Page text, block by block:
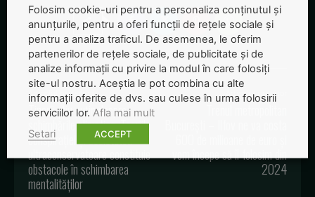
Articolul precedent
Tinerii știu puțin despre
schimbările climatice. Teoriile
conspirației și societatea
ultraconservatoare constituie
obstacole în schimbarea
mentalităților
Articolul următor
vom începe să îl folosim din
2024
Folosim cookie-uri pentru a personaliza conținutul și
anunțurile, pentru a oferi funcții de rețele sociale și
pentru a analiza traficul. De asemenea, le oferim
partenerilor de rețele sociale, de publicitate și de
analize informații cu privire la modul în care folosiți
site-ul nostru. Aceștia le pot combina cu alte
informații oferite de dvs. sau culese în urma folosirii
serviciilor lor. Afla mai mult
Setari
ACCEPT